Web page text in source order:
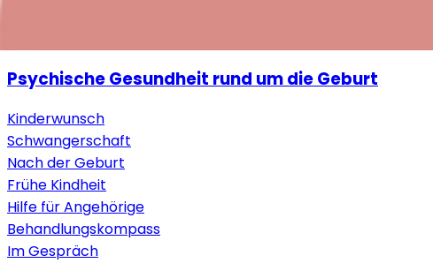
Psychische Gesundheit rund um die Geburt
Kinderwunsch
Schwangerschaft
Nach der Geburt
Frühe Kindheit
Hilfe für Angehörige
Behandlungskompass
Im Gespräch